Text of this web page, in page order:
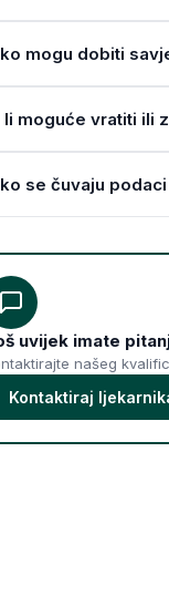
mogu dobiti
li moguće vratiti ili
se čuvaju
uvijek imate
našeg
Kontaktiraj